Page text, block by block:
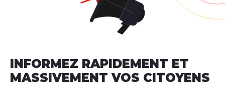
INFORMEZ RAPIDEMENT ET
MASSIVEMENT VOS CITOYENS